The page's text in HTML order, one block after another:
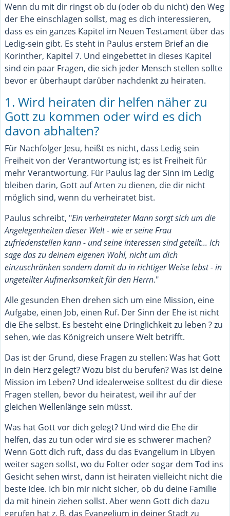
Wenn du mit dir ringst ob du (oder ob du nicht) den Weg
der Ehe einschlagen sollst, mag es dich interessieren,
dass es ein ganzes Kapitel im Neuen Testament über das
Ledig-sein gibt. Es steht in Paulus erstem Brief an die
Korinther, Kapitel 7. Und eingebettet in dieses Kapitel
sind ein paar Fragen, die sich jeder Mensch stellen sollte
bevor er überhaupt darüber nachdenkt zu heiraten.
1. Wird heiraten dir helfen näher zu
Gott zu kommen oder wird es dich
davon abhalten?
Für Nachfolger Jesu, heißt es nicht, dass Ledig sein
Freiheit von der Verantwortung ist; es ist Freiheit für
mehr Verantwortung. Für Paulus lag der Sinn im Ledig
bleiben darin, Gott auf Arten zu dienen, die dir nicht
möglich sind, wenn du verheiratet bist.
Paulus schreibt, "Ein verheirateter Mann sorgt sich um die
Angelegenheiten dieser Welt - wie er seine Frau
zufriedenstellen kann - und seine Interessen sind geteilt... Ich
sage das zu deinem eigenen Wohl, nicht um dich
einzuschränken sondern damit du in richtiger Weise lebst - in
ungeteilter Aufmerksamkeit für den Herrn."
Alle gesunden Ehen drehen sich um eine Mission, eine
Aufgabe, einen Job, einen Ruf. Der Sinn der Ehe ist nicht
die Ehe selbst. Es besteht eine Dringlichkeit zu leben ? zu
sehen, wie das Königreich unsere Welt betrifft.
Das ist der Grund, diese Fragen zu stellen: Was hat Gott
in dein Herz gelegt? Wozu bist du berufen? Was ist deine
Mission im Leben? Und idealerweise solltest du dir diese
Fragen stellen, bevor du heiratest, weil ihr auf der
gleichen Wellenlänge sein müsst.
Was hat Gott vor dich gelegt? Und wird die Ehe dir
helfen, das zu tun oder wird sie es schwerer machen?
Wenn Gott dich ruft, dass du das Evangelium in Libyen
weiter sagen sollst, wo du Folter oder sogar dem Tod ins
Gesicht sehen wirst, dann ist heiraten vielleicht nicht die
beste Idee. Ich bin mir nicht sicher, ob du deine Familie
da mit hinein ziehen sollst. Aber wenn Gott dich dazu
gerufen hat z. B. das Evangelium in deiner Stadt zu